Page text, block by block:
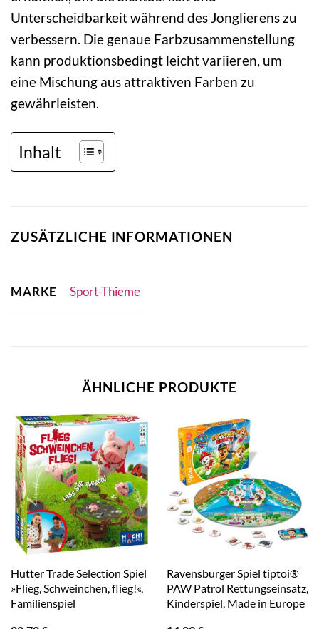
Unterscheidbarkeit während des Jonglierens zu
verbessern. Die genaue Farbzusammenstellung
kann produktionsbedingt leicht variieren, um
eine Mischung aus attraktiven Farben zu
gewährleisten.
Inhalt
ZUSÄTZLICHE INFORMATIONEN
MARKE Sport-Thieme
ÄHNLICHE PRODUKTE
Hutter Trade Selection Spiel
»Flieg, Schweinchen, flieg!«,
Familienspiel
Ravensburger Spiel tiptoi®
PAW Patrol Rettungseinsatz,
Kinderspiel, Made in Europe